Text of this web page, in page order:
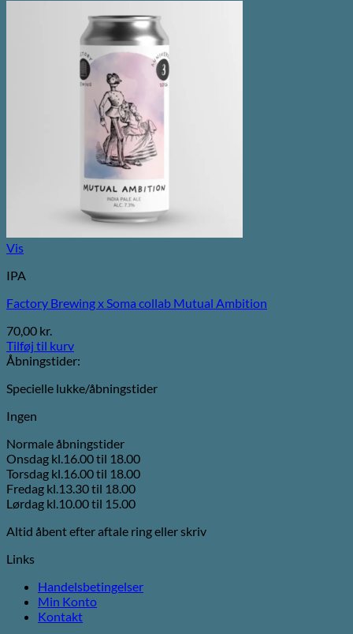
Vis
IPA
Factory Brewing x Soma collab Mutual Ambition
70,00 kr.
Tilføj til kurv
Åbningstider:
Specielle lukke/åbningstider
Ingen
Normale åbningstider
Onsdag kl.16.00 til 18.00
Torsdag kl.16.00 til 18.00
Fredag kl.13.30 til 18.00
Lørdag kl.10.00 til 15.00
Altid åbent efter aftale ring eller skriv
Links
Handelsbetingelser
Min Konto
Kontakt